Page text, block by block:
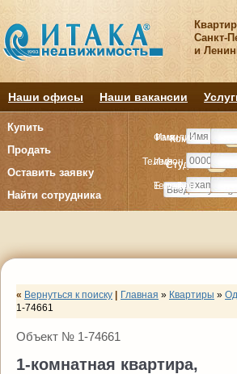
Санкт-
и
Наши офисы Наши вакансии
Купить
Продать
Оставить заявку
Найти сотрудника
Комнату
Студия
Комнату
Студия
Имя
Телефон
E-mail
Фамилия
Имя
Телефон
« Вернуться к поиску Главная » Квартиры »
1-74661
Объект № 1-74661
1-комнатная квартира,